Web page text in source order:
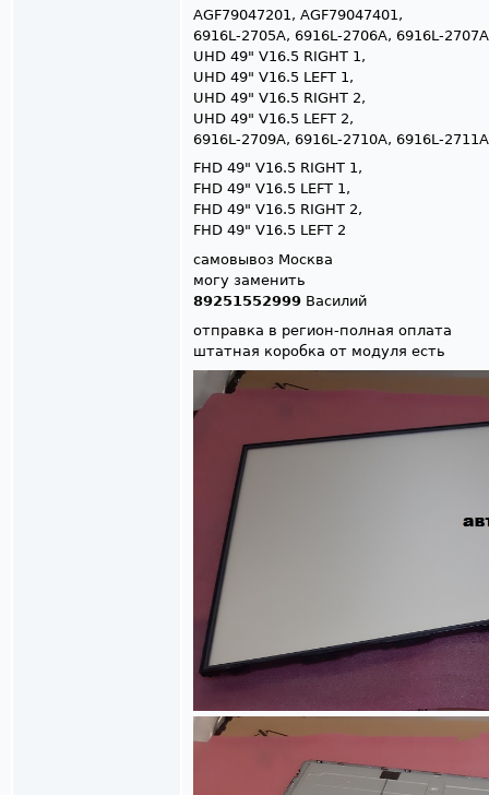
AGF79047201, AGF79047401,
6916L-2705A, 6916L-2706A, 6916L-
UHD 49" V16.5 RIGHT 1,
UHD 49" V16.5 LEFT 1,
UHD 49" V16.5 RIGHT 2,
UHD 49" V16.5 LEFT 2,
6916L-2709A, 6916L-2710A, 6916L-
FHD 49" V16.5 RIGHT 1,
FHD 49" V16.5 LEFT 1,
FHD 49" V16.5 RIGHT 2,
FHD 49" V16.5 LEFT 2
самовывоз Москва
могу заменить
89251552999 Василий
отправка в регион-полная оплата
штатная коробка от модуля есть